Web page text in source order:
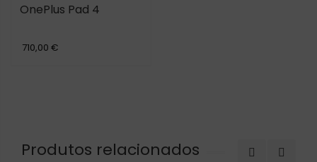
OnePlus Pad 4
710,00 €
Produtos relacionados